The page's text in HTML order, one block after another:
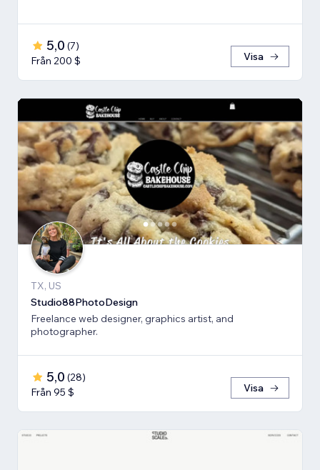
5,0 (7)
Från 200 $
Visa
TX, US
Studio88PhotoDesign
Freelance web designer, graphics artist, and
photographer.
5,0 (28)
Från 95 $
Visa